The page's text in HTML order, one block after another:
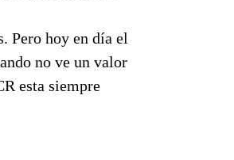
Pero hoy en día el
no ve un valor
esta siempre